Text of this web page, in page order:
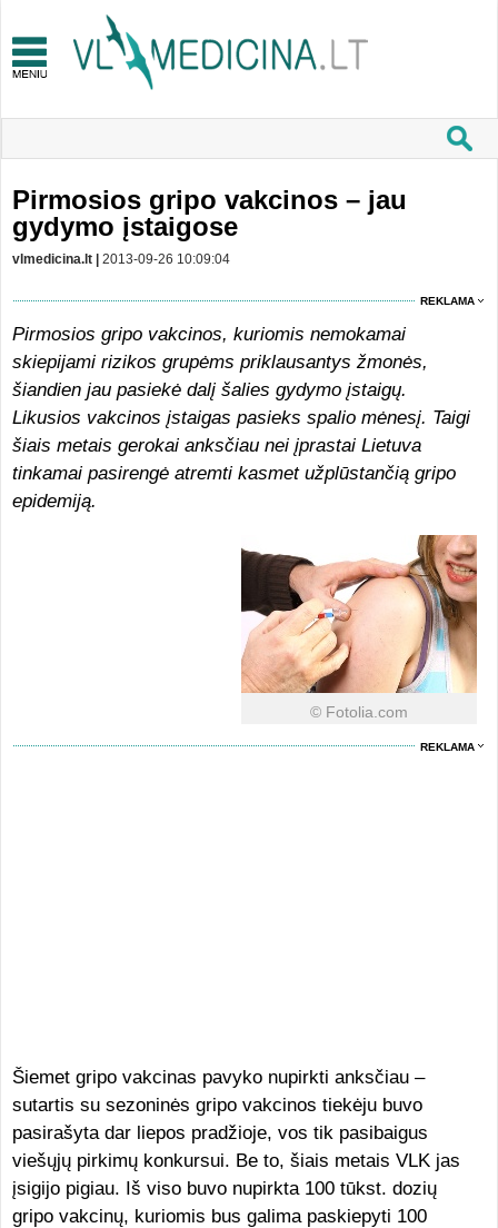
Pirmosios gripo vakcinos – jau
gydymo įstaigose
vlmedicina.lt | 2013-09-26 10:09:04
REKLAMA
Pirmosios gripo vakcinos, kuriomis nemokamai
skiepijami rizikos grupėms priklausantys žmonės,
šiandien jau pasiekė dalį šalies gydymo įstaigų.
Likusios vakcinos įstaigas pasieks spalio mėnesį. Taigi
šiais metais gerokai anksčiau nei įprastai Lietuva
tinkamai pasirengė atremti kasmet užplūstančią gripo
epidemiją.
© Fotolia.com
REKLAMA
Šiemet gripo vakcinas pavyko nupirkti anksčiau –
sutartis su sezoninės gripo vakcinos tiekėju buvo
pasirašyta dar liepos pradžioje, vos tik pasibaigus
viešųjų pirkimų konkursui. Be to, šiais metais VLK jas
įsigijo pigiau. Iš viso buvo nupirkta 100 tūkst. dozių
gripo vakcinų, kuriomis bus galima paskiepyti 100